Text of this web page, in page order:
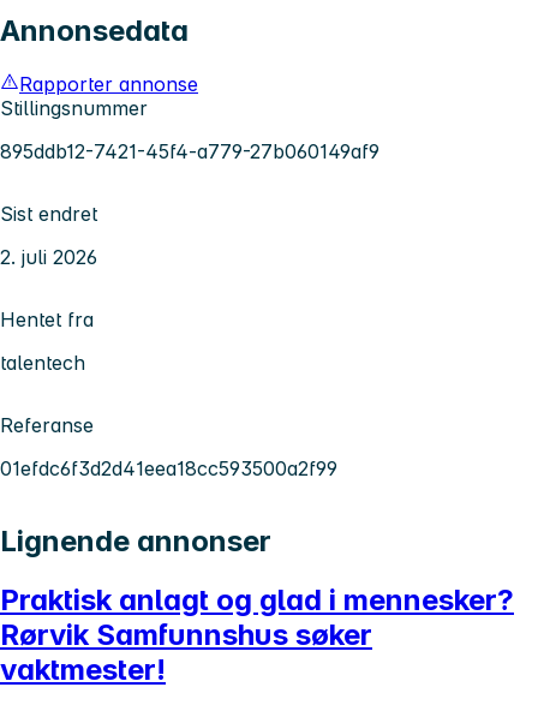
Annonsedata
Rapporter annonse
Stillingsnummer
895ddb12-7421-45f4-a779-27b060149af9
Sist endret
2. juli 2026
Hentet fra
talentech
Referanse
01efdc6f3d2d41eea18cc593500a2f99
Lignende annonser
Praktisk anlagt og glad i mennesker?
Rørvik Samfunnshus søker
vaktmester!